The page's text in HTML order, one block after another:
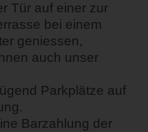
Tür auf einer zur
bei einem
geniessen,
auch unser
Parkplätze auf
Barzahlung der